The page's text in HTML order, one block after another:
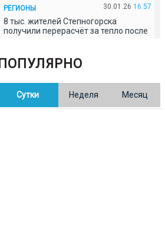
РЕГИОНЫ 30.01.26 16:57
8 тыс. жителей Степногорска
получили перерасчёт за тепло после
В Казахстане готовят новую
редакцию Конституции: меняется
ПОПУЛЯРНО
Сутки Неделя Месяц